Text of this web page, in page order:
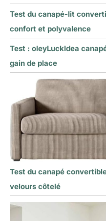
Test du canapé-lit
confort et polyvalence
Test : oleyLuckIdea
gain de place
Test du canapé
velours côtelé